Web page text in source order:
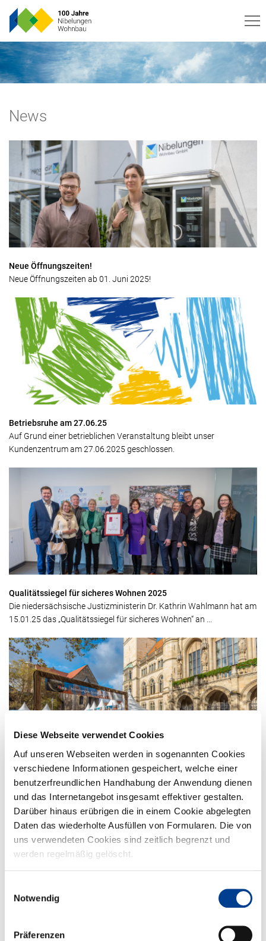
Diese Webseite verwendet Cookies
Auf unseren Webseiten werden in sogenannten Cookies
verschiedene Informationen gespeichert, welche einer
benutzerfreundlichen Handhabung der Anwendung dienen
und das Internetangebot insgesamt effektiver gestalten.
Darüber hinaus erübrigen die in einem Cookie abgelegten
Daten das wiederholte Ausfüllen von Formularen. Die von
uns verwendeten Cookies sind zeitlich begrenzt und
werden regelmäßig gelöscht.
Notwendig
Präferenzen
News
Neue Öffnungszeiten!
Neue Öffnungszeiten ab 01. Juni 2025!
Betriebsruhe am 27.06.25
Auf Grund einer betrieblichen Veranstaltung bleibt unser
Kundenzentrum am 27.06.2025 geschlossen.
Qualitätssiegel für sicheres Wohnen 2025
Die niedersächsische Justizministerin Dr. Kathrin Wahlmann hat am
15.01.25 das „Qualitätssiegel für sicheres Wohnen“ an ...
Mumme-Genussmeile 2024
Probieren und Genießen: Vom 1. bis 3. November wird die
Innenstadt wieder zur Mumme-Genussmeile.
Offizielle Eröffnung der neuen KiTa